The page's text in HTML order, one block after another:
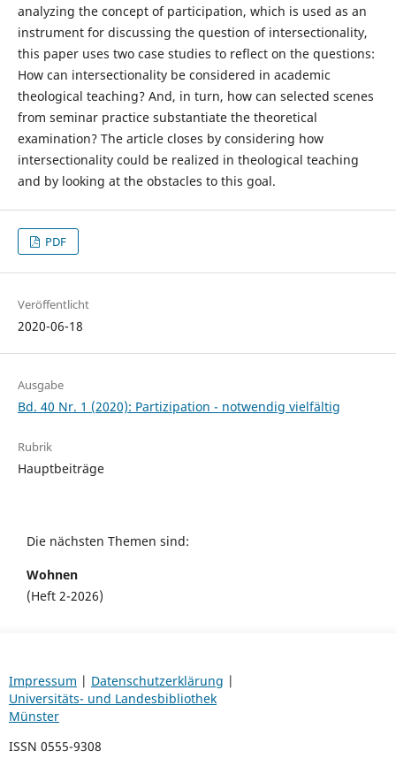
analyzing the concept of participation, which is used as an
instrument for discussing the question of intersectionality,
this paper uses two case studies to reflect on the questions:
How can intersectionality be considered in academic
theological teaching? And, in turn, how can selected scenes
from seminar practice substantiate the theoretical
examination? The article closes by considering how
intersectionality could be realized in theological teaching
and by looking at the obstacles to this goal.
PDF
Veröffentlicht
2020-06-18
Ausgabe
Bd. 40 Nr. 1 (2020): Partizipation - notwendig vielfältig
Rubrik
Hauptbeiträge
Die nächsten Themen sind:
Wohnen
(Heft 2-2026)
Impressum | Datenschutzerklärung |
Universitäts- und Landesbibliothek
Münster
ISSN 0555-9308